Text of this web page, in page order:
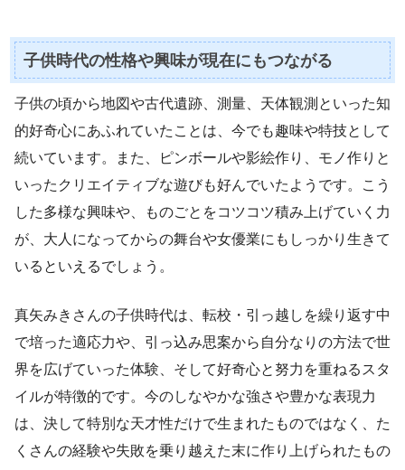
子供時代の性格や興味が現在にもつながる
子供の頃から地図や古代遺跡、測量、天体観測といった知
的好奇心にあふれていたことは、今でも趣味や特技として
続いています。また、ピンボールや影絵作り、モノ作りと
いったクリエイティブな遊びも好んでいたようです。こう
した多様な興味や、ものごとをコツコツ積み上げていく力
が、大人になってからの舞台や女優業にもしっかり生きて
いるといえるでしょう。
真矢みきさんの子供時代は、転校・引っ越しを繰り返す中
で培った適応力や、引っ込み思案から自分なりの方法で世
界を広げていった体験、そして好奇心と努力を重ねるスタ
イルが特徴的です。今のしなやかな強さや豊かな表現力
は、決して特別な天才性だけで生まれたものではなく、た
くさんの経験や失敗を乗り越えた末に作り上げられたもの